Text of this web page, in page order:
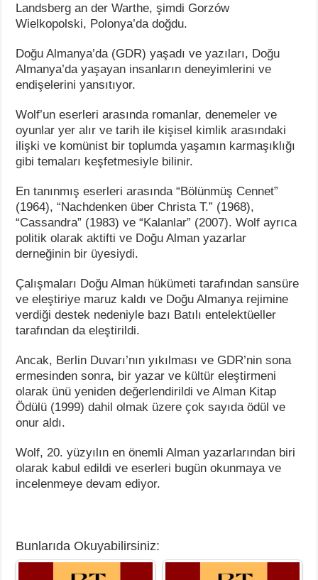
Landsberg an der Warthe, şimdi Gorzów
Wielkopolski, Polonya’da doğdu.
Doğu Almanya’da (GDR) yaşadı ve yazıları, Doğu
Almanya’da yaşayan insanların deneyimlerini ve
endişelerini yansıtıyor.
Wolf’un eserleri arasında romanlar, denemeler ve
oyunlar yer alır ve tarih ile kişisel kimlik arasındaki
ilişki ve komünist bir toplumda yaşamın karmaşıklığı
gibi temaları keşfetmesiyle bilinir.
En tanınmış eserleri arasında “Bölünmüş Cennet”
(1964), “Nachdenken über Christa T.” (1968),
“Cassandra” (1983) ve “Kalanlar” (2007). Wolf ayrıca
politik olarak aktifti ve Doğu Alman yazarlar
derneğinin bir üyesiydi.
Çalışmaları Doğu Alman hükümeti tarafından sansüre
ve eleştiriye maruz kaldı ve Doğu Almanya rejimine
verdiği destek nedeniyle bazı Batılı entelektüeller
tarafından da eleştirildi.
Ancak, Berlin Duvarı’nın yıkılması ve GDR’nin sona
ermesinden sonra, bir yazar ve kültür eleştirmeni
olarak ünü yeniden değerlendirildi ve Alman Kitap
Ödülü (1999) dahil olmak üzere çok sayıda ödül ve
onur aldı.
Wolf, 20. yüzyılın en önemli Alman yazarlarından biri
olarak kabul edildi ve eserleri bugün okunmaya ve
incelenmeye devam ediyor.
Bunlarıda Okuyabilirsiniz: